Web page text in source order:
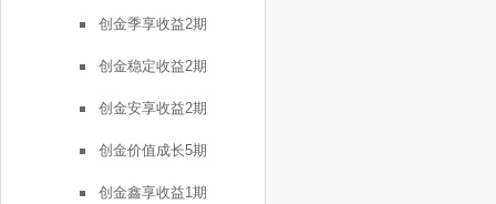
创金季享收益2期
创金稳定收益2期
创金安享收益2期
创金价值成长5期
创金鑫享收益1期